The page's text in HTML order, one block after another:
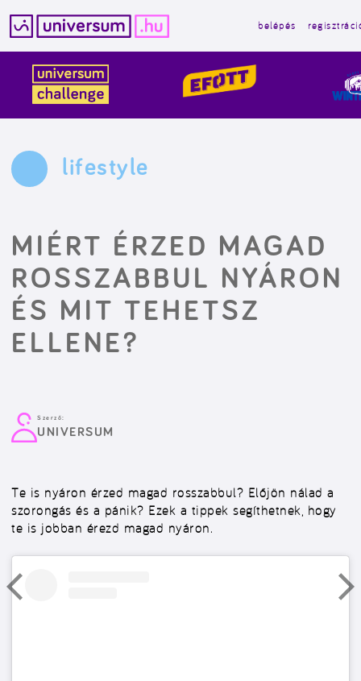
tartalomba
belépés
lifestyle
MIÉRT ÉRZED MAGAD
ROSSZABBUL NYÁRON
ÉS MIT TEHETSZ
ELLENE?
Szerző:
UNIVERSUM
Te is nyáron érzed magad rosszabbul? Előjön nálad a
szorongás és a pánik? Ezek a tippek segíthetnek, hogy
te is jobban érezd magad nyáron.